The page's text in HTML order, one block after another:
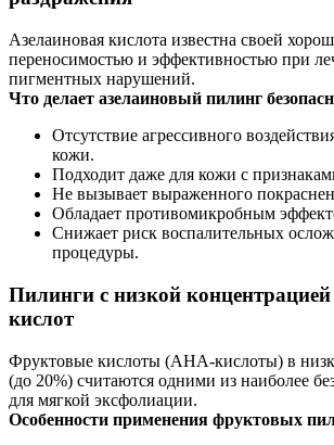
Азелаиновая кислота известна своей
переносимостью и эффективностью при
пигментных нарушений.
Что делает азелаиновый пилинг
Отсутствие агрессивного
кожи.
Подходит даже для кожи с
Не вызывает выраженного
Обладает противомикробным
Снижает риск воспалительных
процедуры.
Пилинги с низкой
кислот
Фруктовые кислоты (AHA-кислоты) в
(до 20%) считаются одними из наиболее
для мягкой эксфолиации.
Особенности применения фруктовых